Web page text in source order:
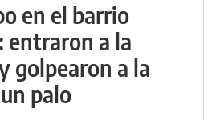
en el barrio
entraron a la
golpearon a la
palo